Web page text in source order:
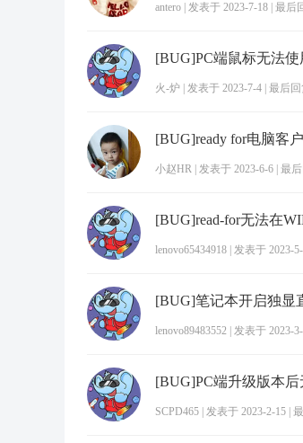
antero 发表于 2023-7-18 最后
[BUG]PC端鼠标无法使
火-炉 发表于 2023-7-4 最后回
[BUG]ready for电脑客
小赵HR 发表于 2023-6-6 最后
[BUG]read-for无法在
lenovo65434918 发表于 2023-
[BUG]笔记本开启独显
lenovo89483552 发表于 2023-
[BUG]PC端升级版本
SCPD465 发表于 2023-2-15